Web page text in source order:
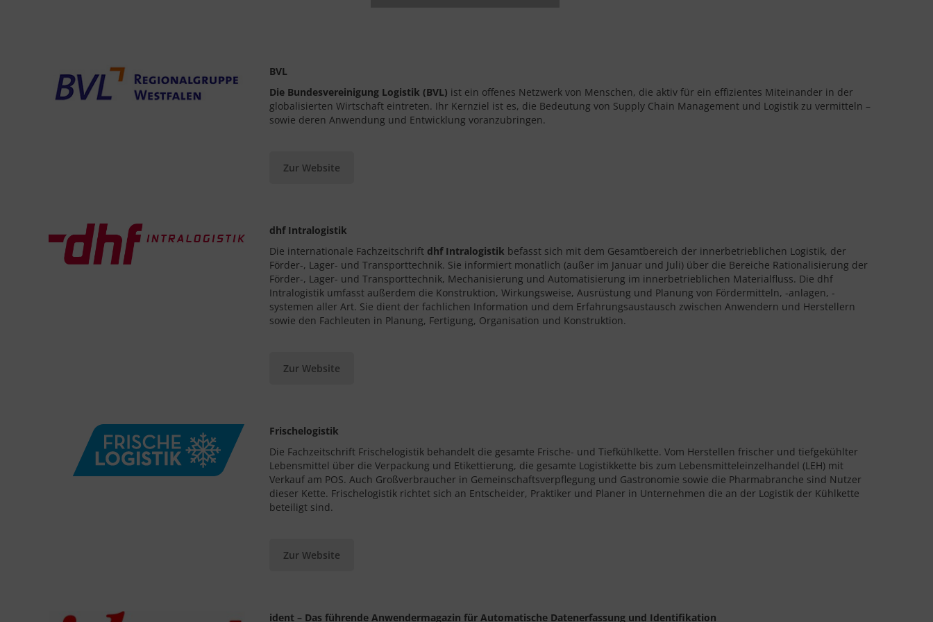
BVL
Die Bundesvereinigung Logistik (BVL) ist ein offenes Netzwerk von Menschen, die aktiv für ein effizientes Miteinander in der
globalisierten Wirtschaft eintreten. Ihr Kernziel ist es, die Bedeutung von Supply Chain Management und Logistik zu vermitteln –
sowie deren Anwendung und Entwicklung voranzubringen.
Zur Website
dhf Intralogistik
Die internationale Fachzeitschrift dhf Intralogistik befasst sich mit dem Gesamtbereich der innerbetrieblichen Logistik, der
Förder-, Lager- und Transporttechnik. Sie informiert monatlich (außer im Januar und Juli) über die Bereiche Rationalisierung der
Förder-, Lager- und Transporttechnik, Mechanisierung und Automatisierung im innerbetrieblichen Materialfluss. Die dhf
Intralogistik umfasst außerdem die Konstruktion, Wirkungsweise, Ausrüstung und Planung von Fördermitteln, -anlagen, -
systemen aller Art. Sie dient der fachlichen Information und dem Erfahrungsaustausch zwischen Anwendern und Herstellern
sowie den Fachleuten in Planung, Fertigung, Organisation und Konstruktion.
Zur Website
Frischelogistik
Die Fachzeitschrift Frischelogistik behandelt die gesamte Frische- und Tiefkühlkette. Vom Herstellen frischer und tiefgekühlter
Lebensmittel über die Verpackung und Etikettierung, die gesamte Logistikkette bis zum Lebensmitteleinzelhandel (LEH) mit
Verkauf am POS. Auch Großverbraucher in Gemeinschaftsverpflegung und Gastronomie sowie die Pharmabranche sind Nutzer
dieser Kette. Frischelogistik richtet sich an Entscheider, Praktiker und Planer in Unternehmen die an der Logistik der Kühlkette
beteiligt sind.
Zur Website
ident – Das führende Anwendermagazin für Automatische Datenerfassung und Identifikation